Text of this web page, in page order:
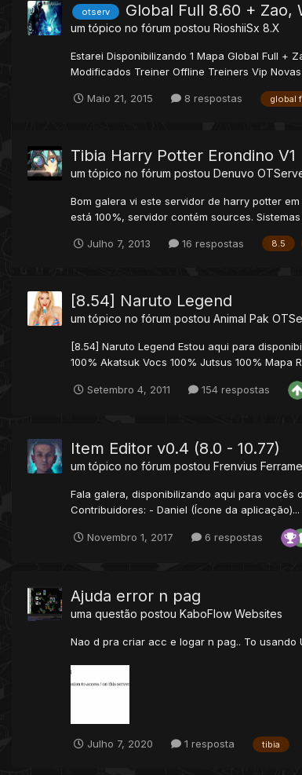
otserv Global Full 8.60 + Zao,
um tópico no fórum postou RioshiiSx 8.X
Estarei Disponibilizando 1 Mapa Global Full +
Modificados Treiner Offline Treiners Vip
Maio 21, 2015 8 respostas global
Tibia Harry Potter Erondino V1
um tópico no fórum postou Denuvo
Bom galera vi este servidor de harry potter
está 100%, servidor contém sources.
Julho 7, 2013 16 respostas 8.5
[8.54] Naruto Legend
um tópico no fórum postou Animal Pak
[8.54] Naruto Legend Estou aqui para
100% Akatsuk Vocs 100% Jutsus 100% Mapa
Setembro 4, 2011 154 respostas
Item Editor v0.4 (8.0 - 10.77)
um tópico no fórum postou Frenvius
Fala galera, disponibilizando aqui para vocês
Contribuidores: - Daniel (Ícone da aplicação)...
Novembro 1, 2017 6 respostas
Ajuda error n pag
uma questão postou KaboFlow Websites
Nao d pra criar acc e logar n pag.. To usando
Julho 7, 2020 1 resposta tibia